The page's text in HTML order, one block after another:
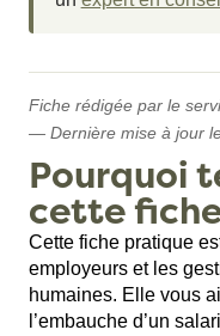
Fiche rédigée par le
— Dernière mise à jour
Pourquoi
cette
Cette fiche pratique
employeurs et les
humaines. Elle vous
l’embauche d’un